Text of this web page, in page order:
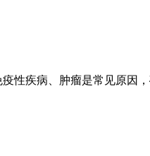
性疾病、肿瘤是常见原因